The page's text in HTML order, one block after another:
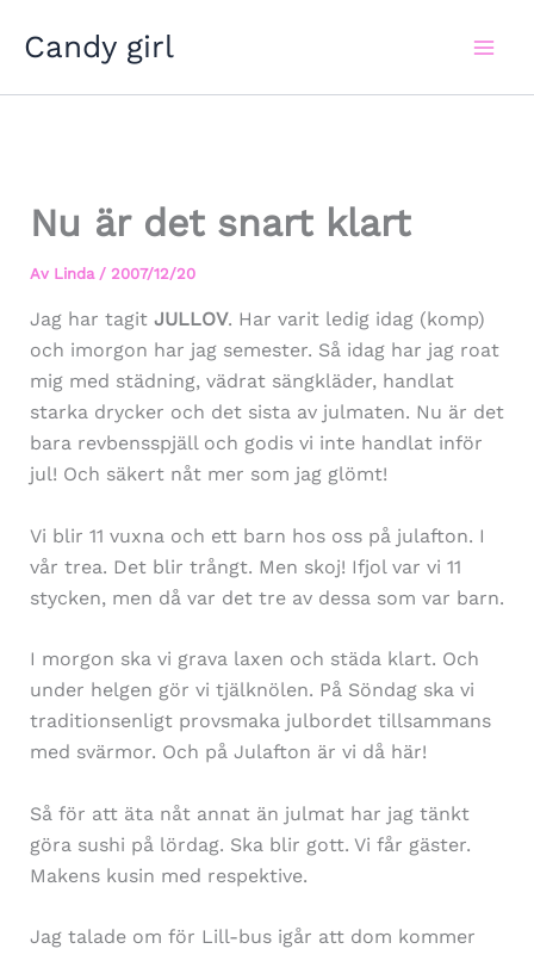
Candy girl
Nu är det snart klart
Av Linda / 2007/12/20
Jag har tagit JULLOV. Har varit ledig idag (komp)
och imorgon har jag semester. Så idag har jag roat
mig med städning, vädrat sängkläder, handlat
starka drycker och det sista av julmaten. Nu är det
bara revbensspjäll och godis vi inte handlat inför
jul! Och säkert nåt mer som jag glömt!
Vi blir 11 vuxna och ett barn hos oss på julafton. I
vår trea. Det blir trångt. Men skoj! Ifjol var vi 11
stycken, men då var det tre av dessa som var barn.
I morgon ska vi grava laxen och städa klart. Och
under helgen gör vi tjälknölen. På Söndag ska vi
traditionsenligt provsmaka julbordet tillsammans
med svärmor. Och på Julafton är vi då här!
Så för att äta nåt annat än julmat har jag tänkt
göra sushi på lördag. Ska blir gott. Vi får gäster.
Makens kusin med respektive.
Jag talade om för Lill-bus igår att dom kommer